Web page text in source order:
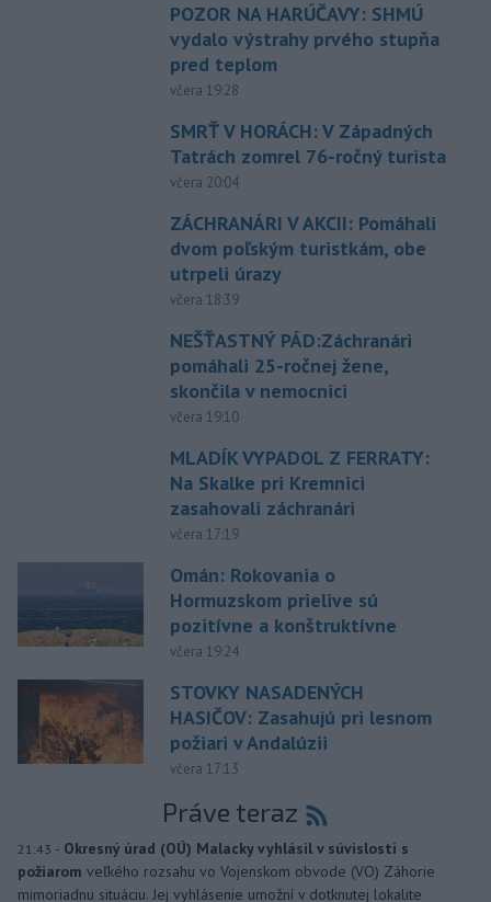
POZOR NA HARÚČAVY: SHMÚ
vydalo výstrahy prvého stupňa
pred teplom
včera 19:28
SMRŤ V HORÁCH: V Západných
Tatrách zomrel 76-ročný turista
včera 20:04
ZÁCHRANÁRI V AKCII: Pomáhali
dvom poľským turistkám, obe
utrpeli úrazy
včera 18:39
NEŠŤASTNÝ PÁD:Záchranári
pomáhali 25-ročnej žene,
skončila v nemocnici
včera 19:10
MLADÍK VYPADOL Z FERRATY:
Na Skalke pri Kremnici
zasahovali záchranári
včera 17:19
Omán: Rokovania o
Hormuzskom prielive sú
pozitívne a konštruktívne
včera 19:24
STOVKY NASADENÝCH
HASIČOV: Zasahujú pri lesnom
požiari v Andalúzii
včera 17:13
Práve teraz
21:43 - Okresný úrad (OÚ) Malacky vyhlásil v súvislosti s
požiarom veľkého rozsahu vo Vojenskom obvode (VO) Záhorie
mimoriadnu situáciu. Jej vyhlásenie umožní v dotknutej lokalite